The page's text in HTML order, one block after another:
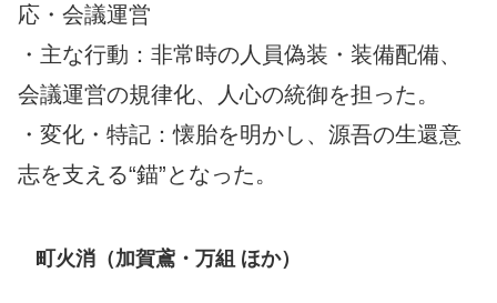
応・会議運営
・主な行動：非常時の人員偽装・装備配備、
会議運営の規律化、人心の統御を担った。
・変化・特記：懐胎を明かし、源吾の生還意
志を支える“錨”となった。
町火消（加賀鳶・万組 ほか）